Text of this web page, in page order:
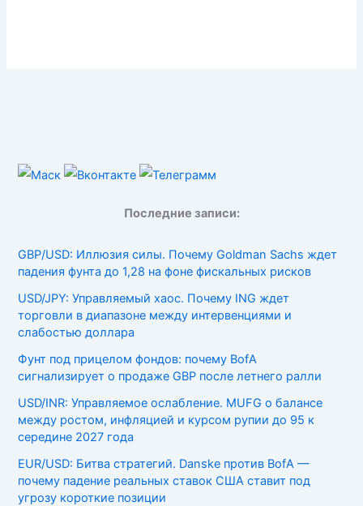
Последние записи:
GBP/USD: Иллюзия силы. Почему Goldman Sachs ждет
падения фунта до 1,28 на фоне фискальных рисков
USD/JPY: Управляемый хаос. Почему ING ждет
торговли в диапазоне между интервенциями и
слабостью доллара
Фунт под прицелом фондов: почему BofA
сигнализирует о продаже GBP после летнего ралли
USD/INR: Управляемое ослабление. MUFG о балансе
между ростом, инфляцией и курсом рупии до 95 к
середине 2027 года
EUR/USD: Битва стратегий. Danske против BofA —
почему падение реальных ставок США ставит под
угрозу короткие позиции